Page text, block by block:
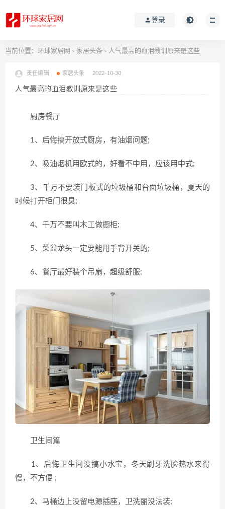
登录
当前位置： 环球家居网 > 家居头条 > 人气最高的血泪教训原来是这些
责任编辑 家居头条 2022-10-30
人气最高的血泪教训原来是这些
厨房餐厅
1、后悔搞开放式厨房，有油烟问题;
2、吸油烟机用欧式的，好看不中用，应该用中式;
3、千万不要装门板式的垃圾桶和台面垃圾桶，夏天的
时候打开柜门很臭;
4、千万不要叫木工做橱柜;
5、菜盆龙头一定要能用手背开关的;
6、餐厅最好装个吊扇，超级舒服;
卫生间篇
1、后悔卫生间没搞小水宝，冬天刷牙洗脸热水来得
慢，不方便 ;
2、马桶边上没留电源插座，卫洗丽没法装;